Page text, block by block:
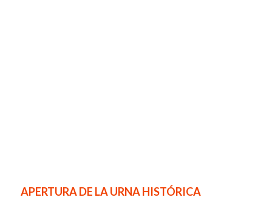
APERTURA DE LA URNA HISTÓRICA